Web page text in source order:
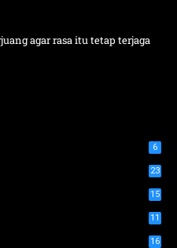
agar rasa itu tetap terjaga
6
23
15
11
16